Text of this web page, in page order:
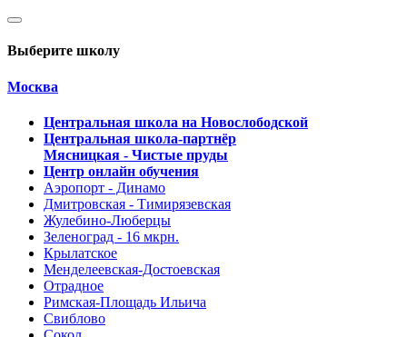
Выберите школу
Москва
Центральная школа на Новослободской
Центральная школа-партнёр
Мясницкая - Чистые пруды
Центр онлайн обучения
Аэропорт - Динамо
Дмитровская - Тимирязевская
Жулебино-Люберцы
Зеленоград - 16 мкрн.
Крылатское
Менделеевская-Достоевская
Отрадное
Римская-Площадь Ильича
Свиблово